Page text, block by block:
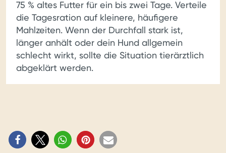
75 % altes Futter für ein bis zwei Tage. Verteile
die Tagesration auf kleinere, häufigere
Mahlzeiten. Wenn der Durchfall stark ist,
länger anhält oder dein Hund allgemein
schlecht wirkt, sollte die Situation tierärztlich
abgeklärt werden.